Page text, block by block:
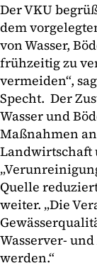
Der VKU
dem
von Wasser,
frühzeitig zu
vermeiden“,
Specht. Der
Wasser und
Maßnahmen
Landwirtschaft
Quelle
weiter. „Die
Wasserver-
werden.“